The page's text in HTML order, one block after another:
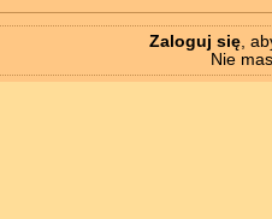
Zaloguj się,
Nie